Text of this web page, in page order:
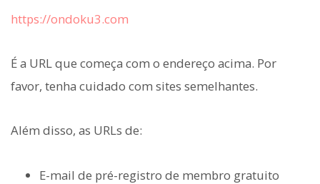
https://ondoku3.com
É a URL que começa com o endereço acima. Por
favor, tenha cuidado com sites semelhantes.
Além disso, as URLs de:
E-mail de pré-registro de membro gratuito